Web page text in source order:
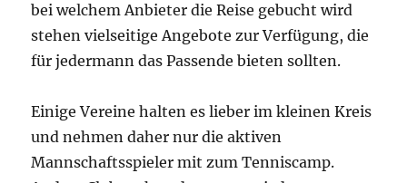
bei welchem Anbieter die Reise gebucht wird
stehen vielseitige Angebote zur Verfügung, die
für jedermann das Passende bieten sollten.
Einige Vereine halten es lieber im kleinen Kreis
und nehmen daher nur die aktiven
Mannschaftsspieler mit zum Tenniscamp.